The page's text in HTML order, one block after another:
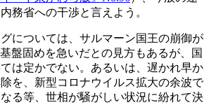
務省への干渉と言えよう。
については、サルマーン国王の崩御が
盤固めを急いだとの見方もあるが、国
は定かでない。あるいは、遅かれ早か
を、新型コロナウイルス拡大の余波で
る等、世相が騒がしい状況に紛れて決